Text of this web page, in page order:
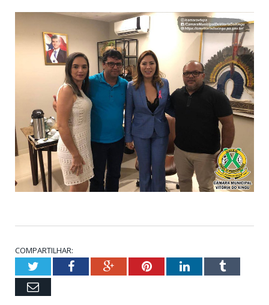
COMPARTILHAR:
TwitterFacebookGoogle+PinterestLinkedInTumblr
Email